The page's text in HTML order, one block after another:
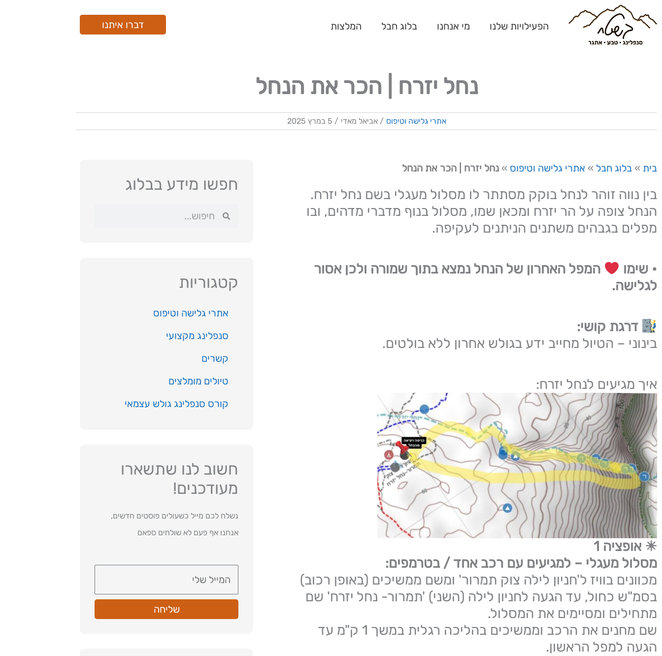
לתוכן
הפעילויות שלנו מי אנחנו בלוג חבל המלצות דברו איתנו
נחל יזרח | הכר את הנחל
אתרי גלישה וטיפוס / אביאל מאדי / 5 במרץ 2025
בית » בלוג חבל » אתרי גלישה וטיפוס » נחל יזרח | הכר את הנחל
בין נווה זוהר לנחל בוקק מסתתר לו מסלול מעגלי בשם נחל יזרח.
הנחל צופה על הר יזרח ומכאן שמו, מסלול בנוף מדברי מדהים, ובו
מפלים בגבהים משתנים הניתנים לעקיפה.
• שימו
המפל האחרון של הנחל נמצא בתוך שמורה ולכן אסור
לגלישה.
דרגת קושי:
בינוני – הטיול מחייב ידע בגולש אחרון ללא בולטים.
איך מגיעים לנחל יזרח:
☀ אופציה 1
מסלול מעגלי – למגיעים עם רכב אחד / בטרמפים:
מכוונים בוויז ל'חניון לילה צוק תמרור' ומשם ממשיכים (באופן רכוב)
בסמ"ש כחול, עד הגעה לחניון לילה (השני) 'תמרור- נחל יזרח' שם
מתחילים ומסיימים את המסלול.
שם מחנים את הרכב וממשיכים בהליכה רגלית במשך 1 ק"מ עד
הגעה למפל הראשון.
חפשו מידע בבלוג
חיפושחיפוש
קטגוריות
אתרי גלישה וטיפוס
סנפלינג מקצועי
קשרים
טיולים מומלצים
קורס סנפלינג גולש עצמאי
חשוב לנו שתשארו
מעודכנים!
נשלח לכם מייל כשעולים פוסטים חדשים,
אנחנו אף פעם לא שולחים ספאם
שליחה